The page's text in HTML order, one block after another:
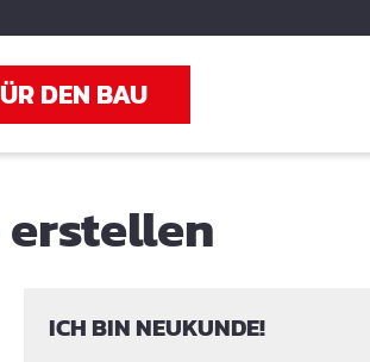
DEN BAU
ICH BIN NEUKUNDE!